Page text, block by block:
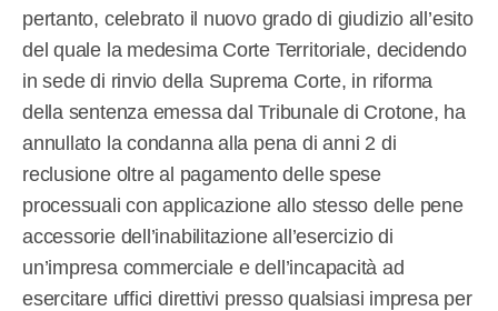
pertanto, celebrato il nuovo grado di giudizio all’esito
del quale la medesima Corte Territoriale, decidendo
in sede di rinvio della Suprema Corte, in riforma
della sentenza emessa dal Tribunale di Crotone, ha
annullato la condanna alla pena di anni 2 di
reclusione oltre al pagamento delle spese
processuali con applicazione allo stesso delle pene
accessorie dell’inabilitazione all’esercizio di
un’impresa commerciale e dell’incapacità ad
esercitare uffici direttivi presso qualsiasi impresa per